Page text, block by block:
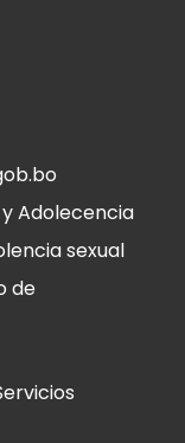
Adolecencia
sexual
de